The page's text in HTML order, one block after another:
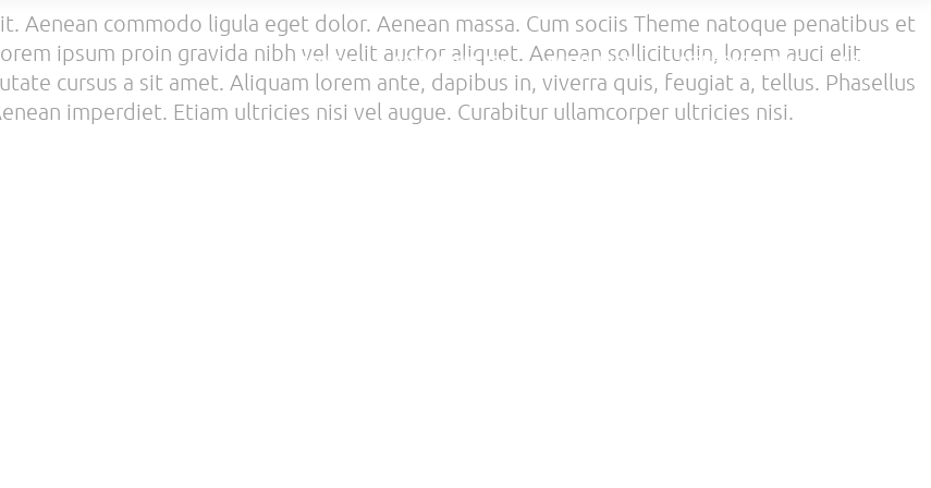
ACCUEIL OFFRE SPORT PRO PARTICULIERS OFFRE ENTREPRISE CONTACT
Aenean commodo ligula eget dolor. Aenean massa. Cum sociis Theme natoque penatibus et
ipsum proin gravida nibh vel velit auctor aliquet. Aenean sollicitudin, lorem auci elit
cursus a sit amet. Aliquam lorem ante, dapibus in, viverra quis, feugiat a, tellus. Phasellus
imperdiet. Etiam ultricies nisi vel augue. Curabitur ullamcorper ultricies nisi.